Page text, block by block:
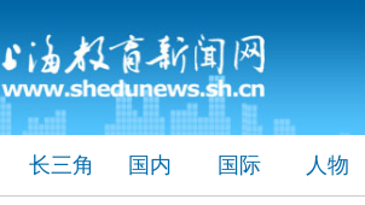
长三角 国内 国际 人物